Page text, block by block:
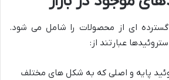
گسترده ای از محصولات را شامل می شود.
عبارتند از:
پایه و اصلی که به شکل های مختلف